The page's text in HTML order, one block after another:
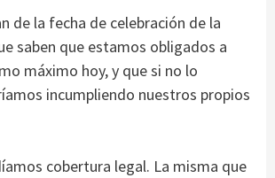
de la fecha de celebración de la
saben que estamos obligados a
máximo hoy, y que si no lo
incumpliendo nuestros propios
cobertura legal. La misma que